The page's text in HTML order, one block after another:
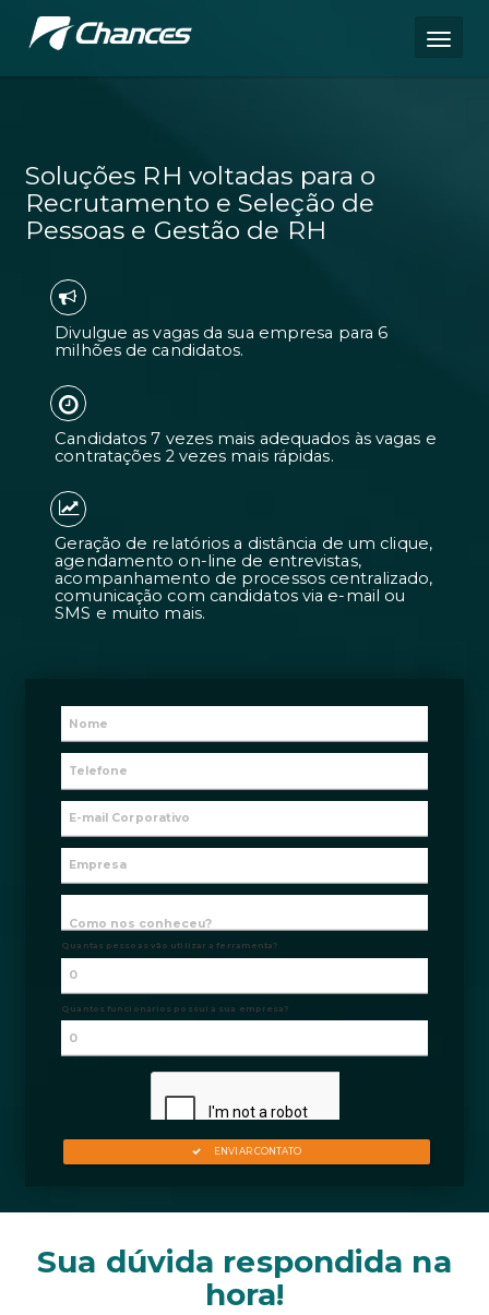
Soluções RH voltadas para o
Recrutamento e Seleção de
Pessoas e Gestão de RH
Divulgue as vagas da sua empresa
Candidatos 7 vezes mais adequados
contratações 2 vezes mais rápidas.
Geração de relatórios a distância de
agendamento on-line de
acompanhamento de processos
comunicação com candidatos via e-
SMS e muito mais.
Sua dúvida respondida na
hora!